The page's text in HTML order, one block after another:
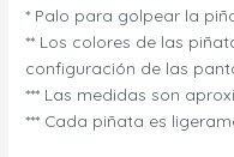
* Palo para golpear la
** Los colores de las
configuración de las
*** Las medidas son
*** Cada piñata es